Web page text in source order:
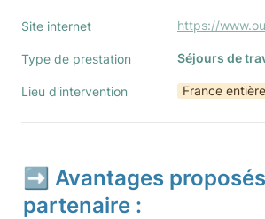
Site internet https://
Type de prestation Séjours de
Lieu d'intervention France entière
➡️ Avantages
partenaire :